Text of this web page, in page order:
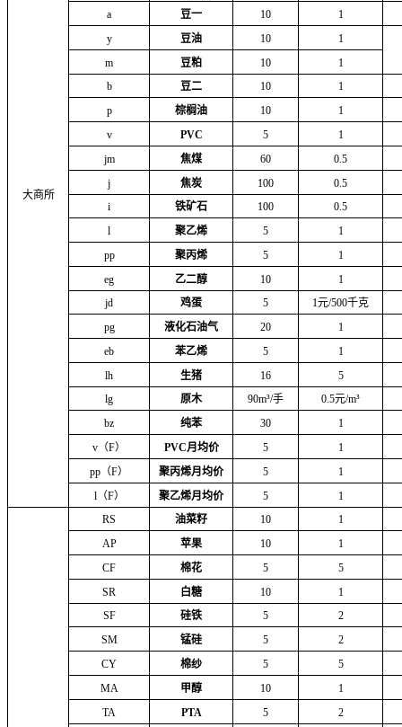
大商所
a
豆一 10
1
y
豆油 10
1
m
豆粕 10
1
b
豆二 10
1
p
棕榈油 10
1
v
PVC 5
1
jm
焦煤 60
0.5
j
焦炭 100
0.5
i
铁矿石 100
0.5
l
聚乙烯 5
1
pp
聚丙烯 5
1
eg
乙二醇 10
1
jd
鸡蛋 5
1元/500千克
pg
液化石油气 20
1
eb
苯乙烯 5
1
lh
生猪 16
5
lg
原木 90m³/手
0.5元/m³
bz
纯苯 30
1
v（F）
PVC月均价 5
1
pp（F）
聚丙烯月均价 5
1
l（F）
聚乙烯月均价 5
1
RS
油菜籽 10
1
AP
苹果 10
1
CF
棉花 5
5
SR
白糖 10
1
SF
硅铁 5
2
SM
锰硅 5
2
CY
棉纱 5
5
MA
甲醇 10
1
TA
PTA 5 2